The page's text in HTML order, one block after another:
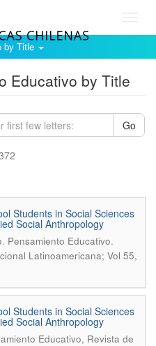
by Title
Educativo by Title
Go
Students in Social Sciences
Social Anthropology
. Pensamiento Educativo.
Latinoamericana; Vol 55,
Students in Social Sciences
Social Anthropology
Educativo, Revista de